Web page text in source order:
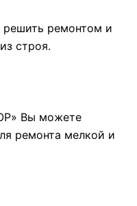
решить ремонтом и
строя.
Вы можете
ремонта мелкой и